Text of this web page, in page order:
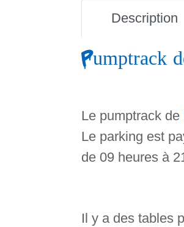
Description
Pumptrack
Le pumptrack de
Le parking est
de 09 heures à
Il y a des tables